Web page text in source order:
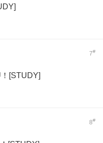
7#
[STUDY]
8#